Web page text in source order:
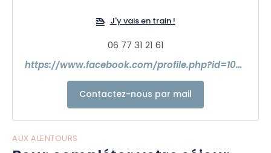
J'y vais en train !
06 77 31 21 61
https://www.facebook.com/profile.php?id=100092548718185
Contactez-nous par mail
AUX ALENTOURS